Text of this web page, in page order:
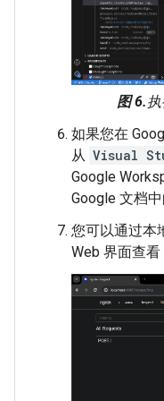
图 6.
如果您在
从 Visual
Google
Google 文档中
您可以通过本
Web 界面查看